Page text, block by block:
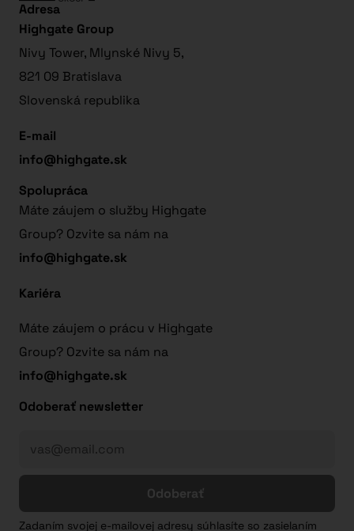
Adresa
Highgate Group
Nivy Tower, Mlynské Nivy 5,
821 09 Bratislava
Slovenská republika
E-mail
info@highgate.sk
Spolupráca
Máte záujem o služby Highgate
Group? Ozvite sa nám na
info@highgate.sk
Kariéra
Máte záujem o prácu v Highgate
Group? Ozvite sa nám na
info@highgate.sk
Odoberať newsletter
Odoberať
Zadaním svojej e-mailovej adresy súhlasíte so zasielaním